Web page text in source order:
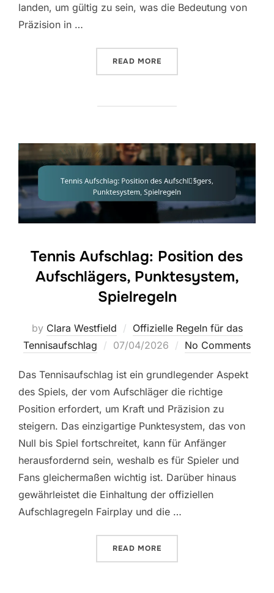
landen, um gültig zu sein, was die Bedeutung von
Präzision in …
READ MORE
Tennis Aufschlag: Position des
Aufschlägers, Punktesystem,
Spielregeln
by Clara Westfield
Offizielle Regeln für das
Tennisaufschlag
Posted
07/04/2026 No Comments
Das Tennisaufschlag ist ein grundlegender Aspekt
des Spiels, der vom Aufschläger die richtige
Position erfordert, um Kraft und Präzision zu
steigern. Das einzigartige Punktesystem, das von
Null bis Spiel fortschreitet, kann für Anfänger
herausfordernd sein, weshalb es für Spieler und
Fans gleichermaßen wichtig ist. Darüber hinaus
gewährleistet die Einhaltung der offiziellen
Aufschlagregeln Fairplay und die …
READ MORE